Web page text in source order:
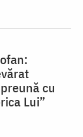
cu
Lui”